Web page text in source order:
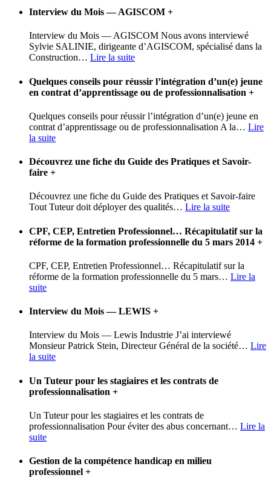
Interview du Mois — AGISCOM +
Interview du Mois — AGISCOM Nous avons interviewé
Sylvie SALINIE, dirigeante d’AGISCOM, spécialisé dans la
Construction… Lire la suite
Quelques conseils pour réussir l’intégration d’un(e) jeune
en contrat d’apprentissage ou de professionnalisation +
Quelques conseils pour réussir l’intégration d’un(e) jeune en
contrat d’apprentissage ou de professionnalisation A la… Lire
la suite
Découvrez une fiche du Guide des Pratiques et Savoir-
faire +
Découvrez une fiche du Guide des Pratiques et Savoir-faire
Tout Tuteur doit déployer des qualités… Lire la suite
CPF, CEP, Entretien Professionnel… Récapitulatif sur la
réforme de la formation professionnelle du 5 mars 2014 +
CPF, CEP, Entretien Professionnel… Récapitulatif sur la
réforme de la formation professionnelle du 5 mars… Lire la
suite
Interview du Mois — LEWIS +
Interview du Mois — Lewis Industrie J’ai interviewé
Monsieur Patrick Stein, Directeur Général de la société… Lire
la suite
Un Tuteur pour les stagiaires et les contrats de
professionnalisation +
Un Tuteur pour les stagiaires et les contrats de
professionnalisation Pour éviter des abus concernant… Lire la
suite
Gestion de la compétence handicap en milieu
professionnel +